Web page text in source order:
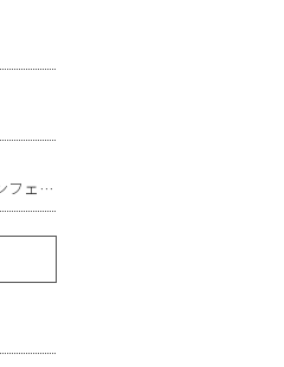
【久留米で唯一のエラスチンフェイシャルケア